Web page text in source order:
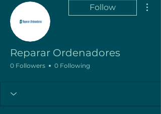
Follow
Reparar Ordenadores
0 Followers 0 Following